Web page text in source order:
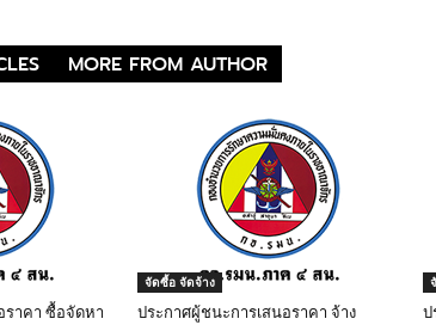
MORE FROM AUTHOR
ราคา ซื้อจัดหา
จัดซื้อ จัดจ้าง
ประกาศผู้ชนะการเสนอราคา จ้าง
ป